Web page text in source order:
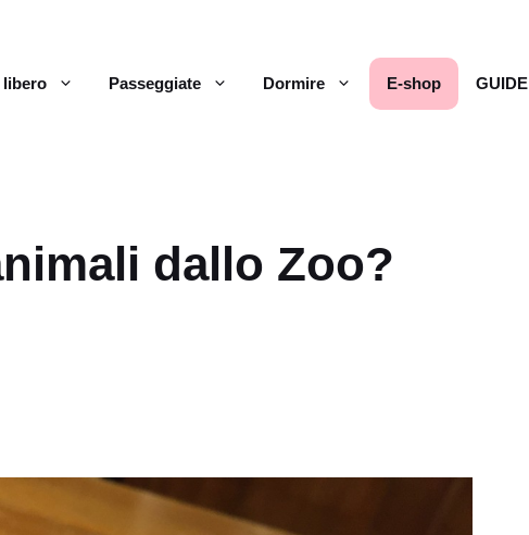
libero Passeggiate Dormire E-shop GUIDE
dallo Zoo?